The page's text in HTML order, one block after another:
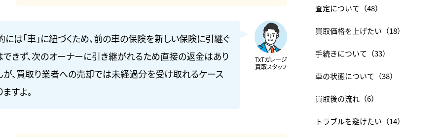
には「車」に紐づくため、前の車の保険を新しい保険に引継ぐ
できず、次のオーナーに引き継がれるため直接の返金はあり
が、買取り業者への売却では未経過分を受け取れるケース
すよ。
TxTガレージ
買取スタッフ
査定について （48）
買取価格を上げたい （18）
手続きについて （33）
車の状態について （38）
買取後の流れ （6）
トラブルを避けたい （14）